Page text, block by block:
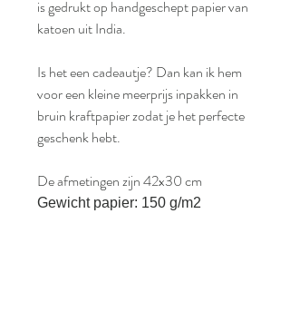
is gedrukt op handgeschept papier van
katoen uit India.
Is het een cadeautje? Dan kan ik hem
voor een kleine meerprijs inpakken in
bruin kraftpapier zodat je het perfecte
geschenk hebt.
De afmetingen zijn 42x30 cm
Gewicht papier: 150 g/m2